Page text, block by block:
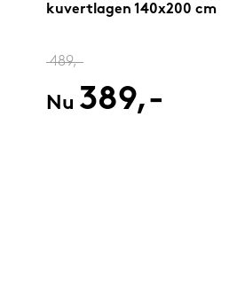
kuvertlagen 140x200 cm
489,-
Nu 389,-